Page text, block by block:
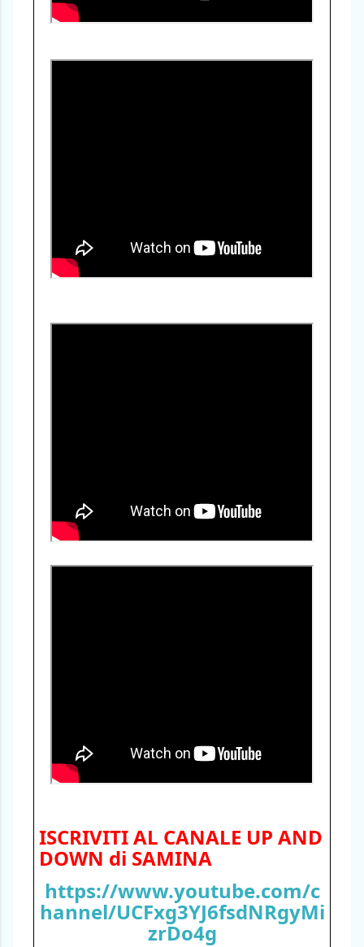
ISCRIVITI AL CANALE UP AND
DOWN di SAMINA
https://www.youtube.com/c
hannel/UCFxg3YJ6fsdNRgyMi
zrDo4g